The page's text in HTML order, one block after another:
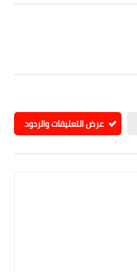
عرض التعليقات والردود